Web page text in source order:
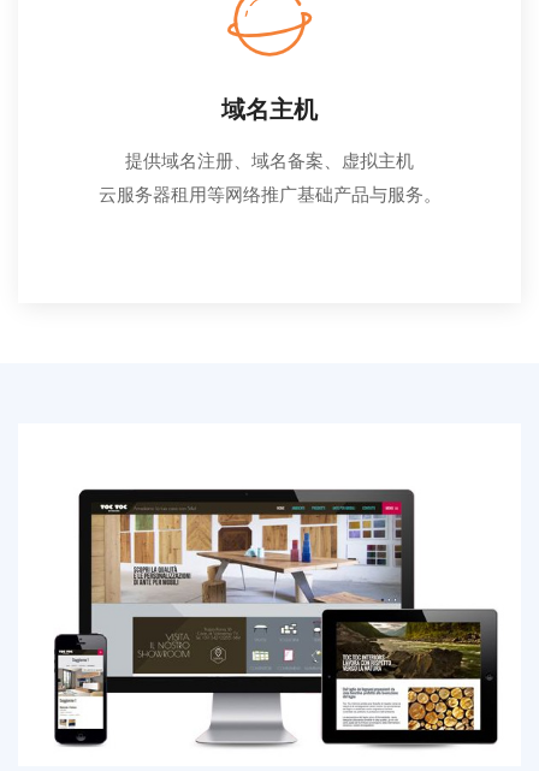
域名主机
提供域名注册、域名备案、虚拟主机
云服务器租用等网络推广基础产品与服务。